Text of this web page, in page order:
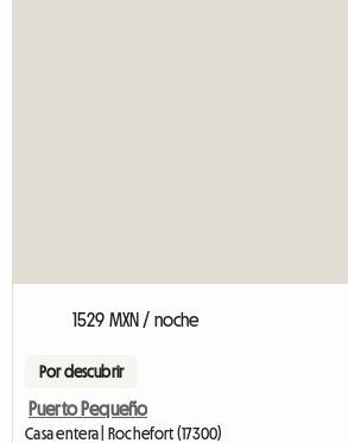
1529 MXN / noche
Por descubrir
Puerto Pequeño
Casa entera | Rochefort (17300)